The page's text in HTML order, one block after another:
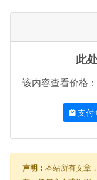
此
该内容查看价格：
支付
声明： 本站所有文章